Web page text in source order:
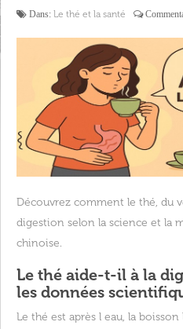
Dans: Le thé et la santé
Découvrez comment le thé, du
digestion selon la science et la
chinoise.
Le thé aide-t-il à la
les données
Le thé est après l eau, la